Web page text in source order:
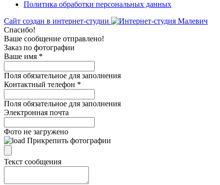
Политика обработки персональных данных
Сайт создан в интернет-студии
Спасибо!
Ваше сообщение отправлено!
Заказ по фотографии
Ваше имя *
Поля обязательное для заполнения
Контактный телефон *
Поля обязательное для заполнения
Электронная почта
Фото не загружено
Прикрепить фотографии
Текст сообщения